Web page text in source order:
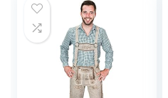
donkerbruin en
zwart –